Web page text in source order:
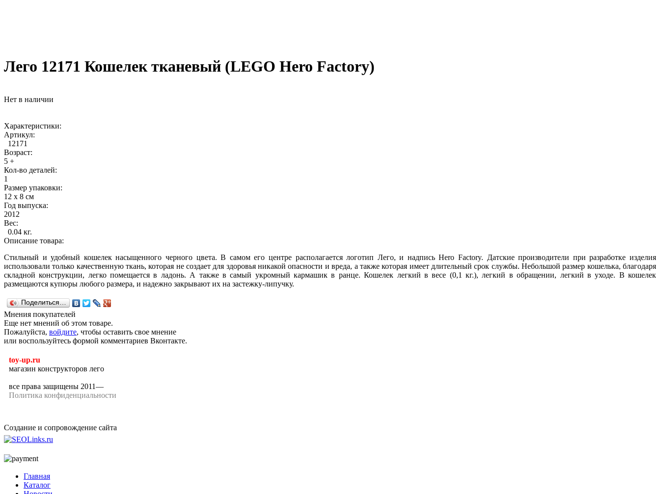
Лего 12171 Кошелек тканевый (LEGO Hero Factory)
Нет в наличии
Характеристики:
Артикул:
12171
Возраст:
5 +
Кол-во деталей:
1
Размер упаковки:
12 х 8 см
Год выпуска:
2012
Вес:
0.04 кг.
Описание товара:
Стильный и удобный кошелек насыщенного черного цвета. В самом его центре располагается логотип Лего, и надпись Hero Factory. Датские производители при разработке изделия
использовали только качественную ткань, которая не создает для здоровья никакой опасности и вреда, а также которая имеет длительный срок службы. Небольшой размер кошелька, благодаря
складной конструкции, легко помещается в ладонь. А также в самый укромный кармашик в ранце. Кошелек легкий в весе (0,1 кг.), легкий в обращении, легкий в уходе. В кошелек
размещаются купюры любого размера, и надежно закрывают их на застежку-липучку.
Поделиться…
Мнения покупателей
Еще нет мнений об этом товаре.
Пожалуйста, войдите, чтобы оставить свое мнение
или воспользуйтесь формой комментариев Вконтакте.
toy-up.ru
магазин конструкторов лего
все права защищены 2011—
Политика конфиденциальности
Создание и сопровождение сайта
Главная
Каталог